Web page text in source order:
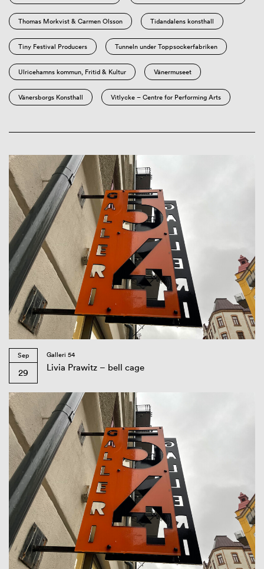
Thomas Morkvist & Carmen Olsson Tidandalens konsthall
Tiny Festival Producers Tunneln under Toppsockerfabriken
Ulricehamns kommun, Fritid & Kultur Vänermuseet
Vänersborgs Konsthall Vitlycke – Centre for Performing Arts
Sep
29
Galleri 54
Livia Prawitz – bell cage